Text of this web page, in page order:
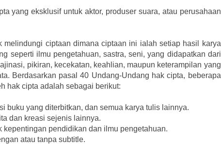
yang eksklusif untuk aktor, produser suara, atau perusahaan
melindungi ciptaan dimana ciptaan ini ialah setiap hasil karya
seperti ilmu pengetahuan, sastra, seni, yang didapatkan dari
pikiran, kecekatan, keahlian, maupun keterampilan yang
Berdasarkan pasal 40 Undang-Undang hak cipta, beberapa
hak cipta adalah sebagai berikut:
buku yang diterbitkan, dan semua karya tulis lainnya.
dan kreasi sejenis lainnya.
kepentingan pendidikan dan ilmu pengetahuan.
atau tanpa subtitle.